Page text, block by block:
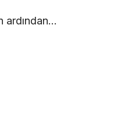
ardından…